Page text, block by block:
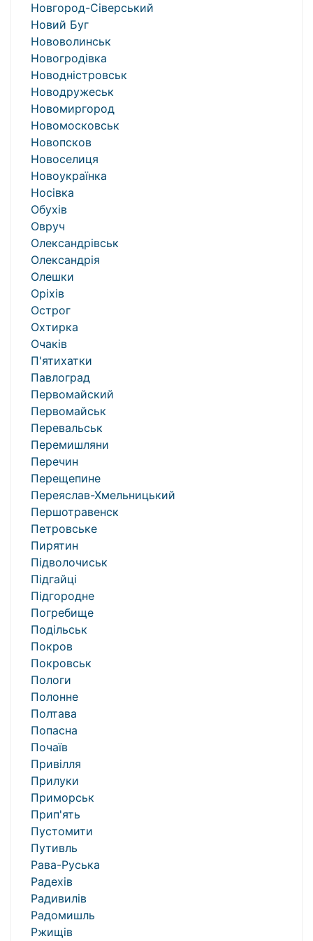
Новгород-Сіверський
Новий Буг
Нововолинськ
Новогродівка
Новодністровськ
Новодружеськ
Новомиргород
Новомосковськ
Новопсков
Новоселиця
Новоукраїнка
Носівка
Обухів
Овруч
Олександрівськ
Олександрія
Олешки
Оріхів
Острог
Охтирка
Очаків
П'ятихатки
Павлоград
Первомайский
Первомайськ
Перевальськ
Перемишляни
Перечин
Перещепине
Переяслав-Хмельницький
Першотравенск
Петровське
Пирятин
Підволочиськ
Підгайці
Підгородне
Погребище
Подільськ
Покров
Покровськ
Пологи
Полонне
Полтава
Попасна
Почаїв
Привілля
Прилуки
Приморськ
Прип'ять
Пустомити
Путивль
Рава-Руська
Радехів
Радивилів
Радомишль
Ржищів